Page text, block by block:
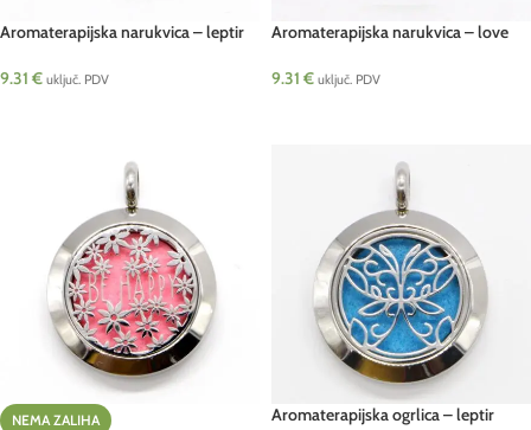
Aromaterapijska narukvica – leptir
9.31 € uključ. PDV
Aromaterapijska narukvica – love
9.31 € uključ. PDV
NEMA ZALIHA Aromaterapijska ogrlica – leptir